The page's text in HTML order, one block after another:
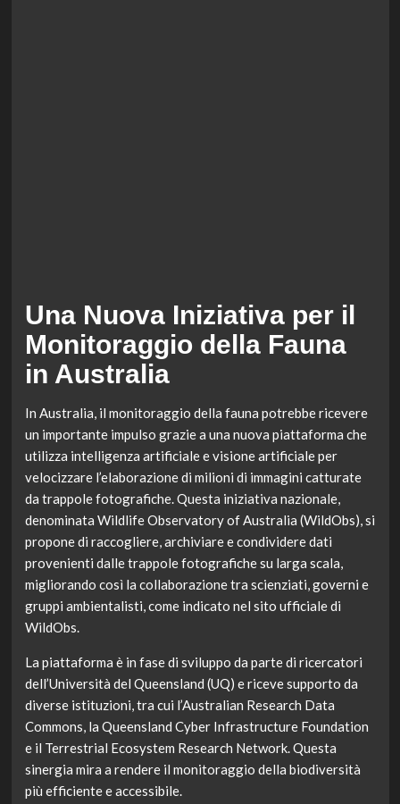
Una Nuova Iniziativa per il
Monitoraggio della Fauna
in Australia
In Australia, il monitoraggio della fauna potrebbe ricevere
un importante impulso grazie a una nuova piattaforma che
utilizza intelligenza artificiale e visione artificiale per
velocizzare l’elaborazione di milioni di immagini catturate
da trappole fotografiche. Questa iniziativa nazionale,
denominata Wildlife Observatory of Australia (WildObs), si
propone di raccogliere, archiviare e condividere dati
provenienti dalle trappole fotografiche su larga scala,
migliorando così la collaborazione tra scienziati, governi e
gruppi ambientalisti, come indicato nel sito ufficiale di
WildObs.
La piattaforma è in fase di sviluppo da parte di ricercatori
dell’Università del Queensland (UQ) e riceve supporto da
diverse istituzioni, tra cui l’Australian Research Data
Commons, la Queensland Cyber Infrastructure Foundation
e il Terrestrial Ecosystem Research Network. Questa
sinergia mira a rendere il monitoraggio della biodiversità
più efficiente e accessibile.